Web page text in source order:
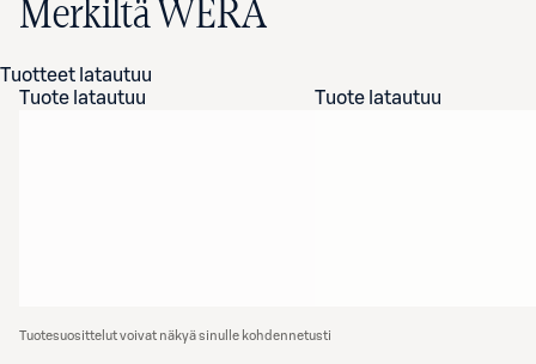
Merkiltä WERA
Tuotteet latautuu
Tuote latautuu
Tuote latautuu
Tuotesuosittelut voivat näkyä sinulle kohdennetusti